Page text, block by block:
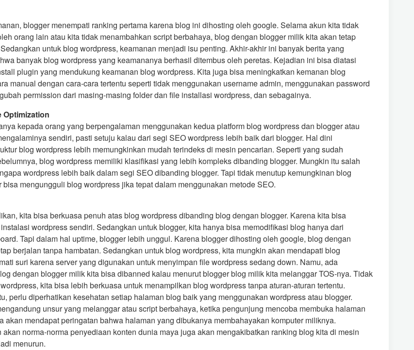
blogger menempati ranking pertama karena blog ini dihosting oleh google. Selama akun kita tidak
orang lain atau kita tidak menambahkan script berbahaya, blog dengan blogger milik kita akan tetap
untuk blog wordpress, keamanan menjadi isu penting. Akhir-akhir ini banyak berita yang
banyak blog wordpress yang keamananya berhasil ditembus oleh peretas. Kejadian ini bisa diatasi
plugin yang mendukung keamanan blog wordpress. Kita juga bisa meningkatkan kemanan blog
manual dengan cara-cara tertentu seperti tidak menggunakan username admin, menggunakan password
permission dari masing-masing folder dan file installasi wordpress, dan sebagainya.
Optimization
kepada orang yang berpengalaman menggunakan kedua platform blog wordpress dan blogger atau
sendiri, pasti setuju kalau dari segi SEO wordpress lebih baik dari blogger. Hal dini
blog wordpress lebih memungkinkan mudah terindeks di mesin pencarian. Seperti yang sudah
blog wordpress memiliki klasifikasi yang lebih kompleks dibanding blogger. Mungkin itu salah
wordpress lebih baik dalam segi SEO dibanding blogger. Tapi tidak menutup kemungkinan blog
bisa mengungguli blog wordpress jika tepat dalam menggunakan metode SEO.
kita bisa berkuasa penuh atas blog wordpress dibanding blog dengan blogger. Karena kita bisa
wordpress sendiri. Sedangkan untuk blogger, kita hanya bisa memodifikasi blog hanya dari
Tapi dalam hal uptime, blogger lebih unggul. Karena blogger dihosting oleh google, blog dengan
berjalan tanpa hambatan. Sedangkan untuk blog wordpress, kita mungkin akan mendapati blog
suri karena server yang digunakan untuk menyimpan file wordpress sedang down. Namu, ada
dengan blogger milik kita bisa dibanned kalau menurut blogger blog milik kita melanggar TOS-nya. Tidak
kita bisa lebih berkuasa untuk menampilkan blog wordpress tanpa aturan-aturan tertentu.
perlu diperhatikan kesehatan setiap halaman blog baik yang menggunakan wordpress atau blogger.
unsur yang melanggar atau script berbahaya, ketika pengunjung mencoba membuka halaman
akan mendapat peringatan bahwa halaman yang dibukanya membahayakan komputer miliknya.
akan norma-norma penyediaan konten dunia maya juga akan mengakibatkan ranking blog kita di mesin
menurun.